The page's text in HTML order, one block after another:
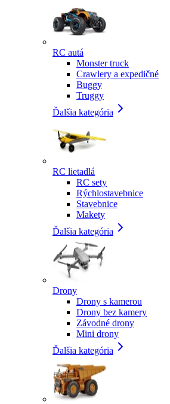
RC autá
Monster truck
Crawlery a expedičné
Buggy
Truggy
Ďalšia kategória
RC lietadlá
RC sety
Rýchlostavebnice
Stavebnice
Makety
Ďalšia kategória
Drony
Drony s kamerou
Drony bez kamery
Závodné drony
Mini drony
Ďalšia kategória